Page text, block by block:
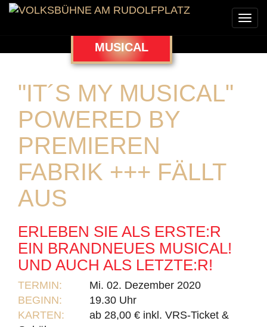
MUSICAL
"IT´S MY MUSICAL"
POWERED BY
PREMIEREN
FABRIK +++ FÄLLT
AUS
ERLEBEN SIE ALS ERSTE:R
EIN BRANDNEUES MUSICAL!
UND AUCH ALS LETZTE:R!
TERMIN:
Mi. 02. Dezember 2020
BEGINN:
19.30 Uhr
KARTEN:
ab 28,00 € inkl. VRS-Ticket &